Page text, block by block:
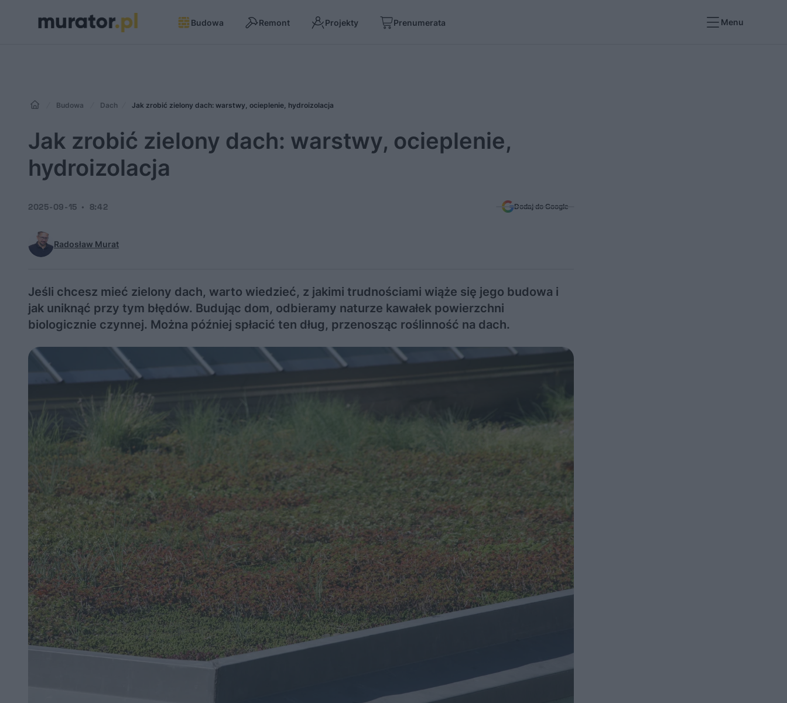
Budowa Remont Projekty Prenumerata Menu
Budowa Dach Jak zrobić zielony dach: warstwy, ocieplenie, hydroizolacja
Jak zrobić zielony dach: warstwy, ocieplenie,
hydroizolacja
Radosław Murat
2025-09-15 8:42 Dodaj do Google
Jeśli chcesz mieć zielony dach, warto wiedzieć, z jakimi trudnościami wiąże się jego budowa i
jak uniknąć przy tym błędów. Budując dom, odbieramy naturze kawałek powierzchni
biologicznie czynnej. Można później spłacić ten dług, przenosząc roślinność na dach.